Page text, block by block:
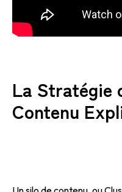
La Stratégie
Contenu